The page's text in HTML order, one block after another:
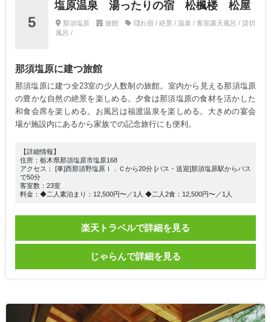
5
塩原温泉 湯ったりの宿 松楓楼 松屋
那須塩原 旅館
隠れ宿 / 絶景 / 温泉 / 客室露天風呂 / 貸切
風呂 /
那須塩原に建つ旅館
那須塩原に建つ全23室の少人数制の旅館。室内から見える那須塩原
の豊かな自然の絶景を楽しめる。夕食は那須塩原の食材を活かした
和食会席を楽しめる。お風呂は福渡温泉を楽しめる。大きめの宴会
場が施設内にあるから家族での記念旅行にも便利。
【詳細情報】
住所：栃木県那須塩原市塩原168
アクセス： [車]西那須野塩原Ｉ．Ｃから20分 [バス・送迎]那須塩原駅からバス
で50分
客室数：23室
料金：◆二人素泊まり：12,500円〜／1人 ◆二人2食：12,500円〜／1人
楽天トラベルで詳細を見る
じゃらんで詳細を見る